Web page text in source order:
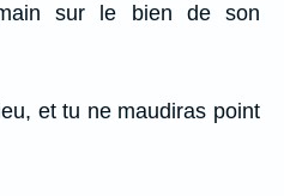
sur le bien de son
et tu ne maudiras point